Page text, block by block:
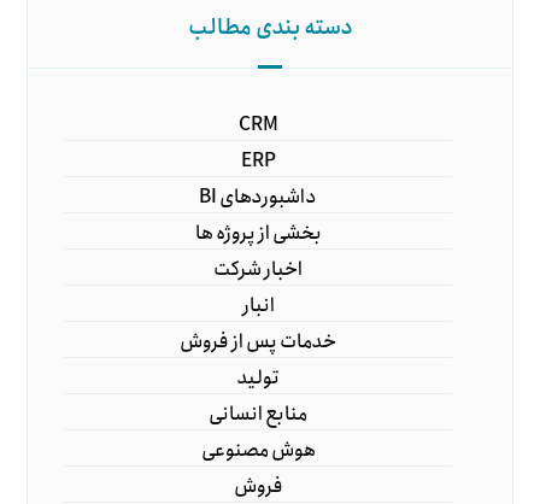
دسته بندی مطالب
CRM
ERP
داشبوردهای BI
بخشی از پروژه ها
اخبار شرکت
انبار
خدمات پس از فروش
تولید
منابع انسانی
هوش مصنوعی
فروش